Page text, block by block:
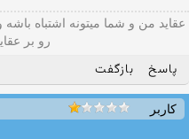
عقاید من و شما میتونه اشتباه
رو بر
پاسخ بازگفت
کاربر